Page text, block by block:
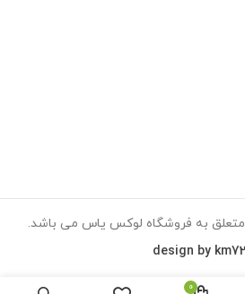
به فروشگاه لوکس یاس می باشد.
design by
0